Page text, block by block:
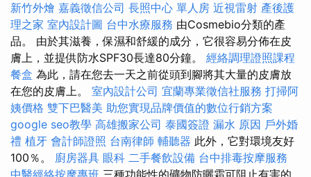
新竹外燴 嘉義徵信公司 長照中心 單人房 近視雷射 產後護
理之家 室內設計圖 台中水療服務 由Cosmebio分類的產
品。 由於其滋養，保濕和舒緩的成分，它很容易分佈在皮
膚上，並提供防水SPF30長達80分鐘。 經絡調理證照課程
餐盒 為此，請在您去一天之前從頭到腳將其大量的皮膚放
在您的皮膚上。 室內設計公司 宜蘭專業徵信社服務 打掃阿
姨價格 雙下巴醫美 助您實現品牌價值的數位行銷方案
google seo教學 高雄搬家公司 泰國簽證 漏水 原因 戶外婚
禮 植牙 會計師證照 台南律師 輔聽器 此外，它對環境友好
100％。 廚房器具 眼科 二手餐飲設備 台中排毒按摩服務
中醫經絡按摩專班 三種功能性的礦物防曬霜可阻止有害的